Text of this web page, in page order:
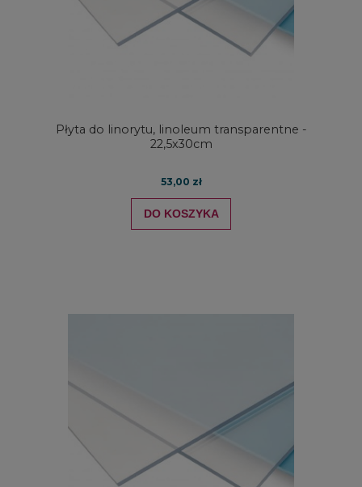
Płyta do linorytu, linoleum transparentne -
22,5x30cm
53,00 zł
DO KOSZYKA